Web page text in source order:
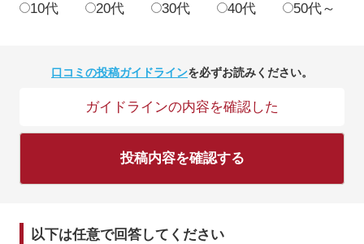
10代 20代 30代 40代 50代～
口コミの投稿ガイドラインを必ずお読みください。
ガイドラインの内容を確認した
投稿内容を確認する
以下は任意で回答してください